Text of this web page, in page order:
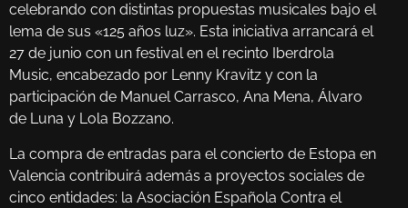
celebrando con distintas propuestas musicales bajo el
lema de sus «125 años luz». Esta iniciativa arrancará el
27 de junio con un festival en el recinto Iberdrola
Music, encabezado por Lenny Kravitz y con la
participación de Manuel Carrasco, Ana Mena, Álvaro
de Luna y Lola Bozzano.
La compra de entradas para el concierto de Estopa en
Valencia contribuirá además a proyectos sociales de
cinco entidades: la Asociación Española Contra el